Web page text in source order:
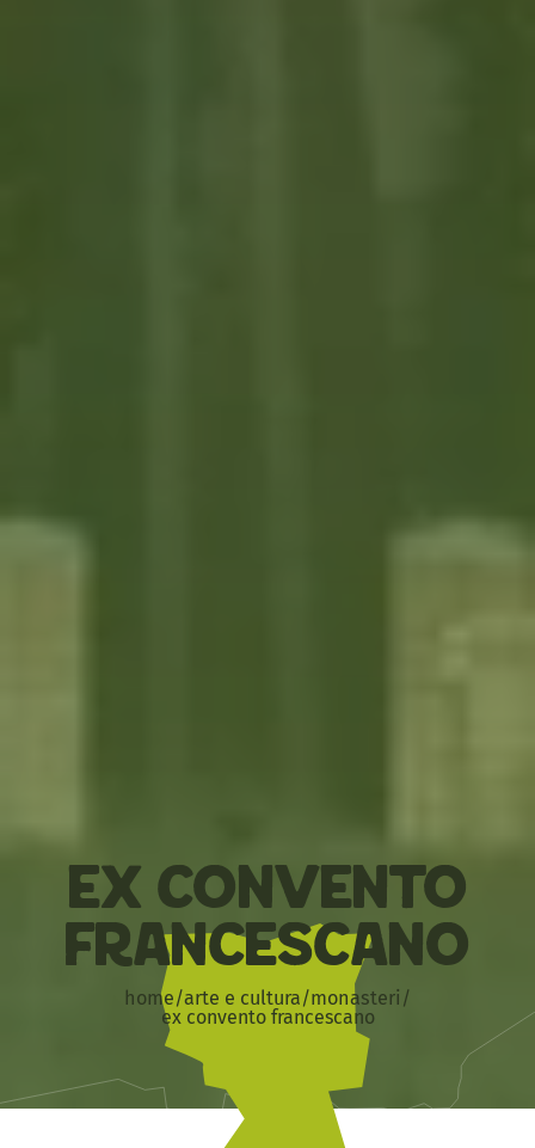
Ex Convento
Francescano
home/arte e cultura/monasteri /
ex convento francescano